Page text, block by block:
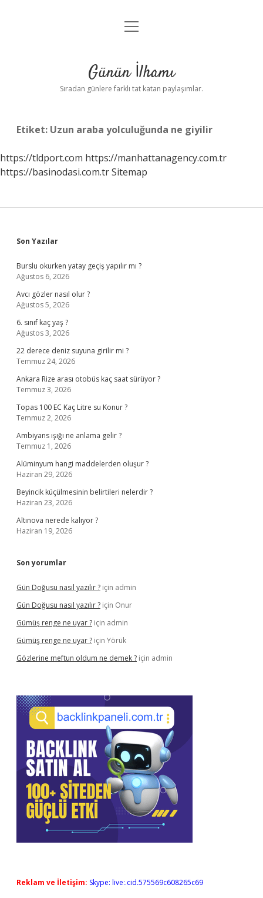
Anasayfa
Yasal Uyarı
menüyü
Günün İlhamı
Sıradan günlere farklı tat katan paylaşımlar.
Etiket: Uzun araba yolculuğunda ne giyilir
https://tldport.com https://manhattanagency.com.tr
https://basinodasi.com.trSitemap
Sidebar
Son Yazılar
Burslu okurken yatay geçiş yapılır mı ?
Ağustos 6, 2026
Avcı gözler nasıl olur ?
Ağustos 5, 2026
6. sınıf kaç yaş ?
Ağustos 3, 2026
22 derece deniz suyuna girilir mi ?
Temmuz 24, 2026
Ankara Rize arası otobüs kaç saat sürüyor ?
Temmuz 3, 2026
Topas 100 EC Kaç Litre su Konur ?
Temmuz 2, 2026
Ambiyans ışığı ne anlama gelir ?
Temmuz 1, 2026
Alüminyum hangi maddelerden oluşur ?
Haziran 29, 2026
Beyincik küçülmesinin belirtileri nelerdir ?
Haziran 23, 2026
Altınova nerede kalıyor ?
Haziran 19, 2026
Son yorumlar
Gün Doğusu nasıl yazılır ? için admin
Gün Doğusu nasıl yazılır ? için Onur
Gümüş renge ne uyar ? için admin
Gümüş renge ne uyar ? için Yörük
Gözlerine meftun oldum ne demek ? için admin
Reklam ve İletişim: Skype: live:.cid.575569c608265c69